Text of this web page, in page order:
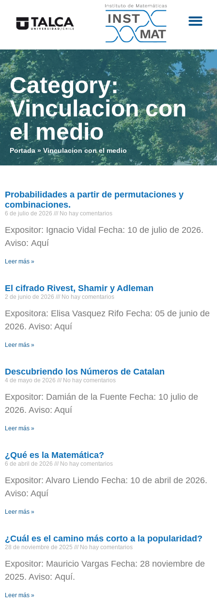
Category:
Vinculacion con
el medio
Portada » Vinculacion con el medio
Probabilidades a partir de permutaciones y
combinaciones.
6 de julio de 2026 No hay comentarios
Expositor: Ignacio Vidal Fecha: 10 de julio de 2026.
Aviso: Aquí
Leer más »
El cifrado Rivest, Shamir y Adleman
2 de junio de 2026 No hay comentarios
Expositora: Elisa Vasquez Rifo Fecha: 05 de junio de
2026. Aviso: Aquí
Leer más »
Descubriendo los Números de Catalan
4 de mayo de 2026 No hay comentarios
Expositor: Damián de la Fuente Fecha: 10 julio de
2026. Aviso: Aquí
Leer más »
¿Qué es la Matemática?
6 de abril de 2026 No hay comentarios
Expositor: Alvaro Liendo Fecha: 10 de abril de 2026.
Aviso: Aquí
Leer más »
¿Cuál es el camino más corto a la popularidad?
28 de noviembre de 2025 No hay comentarios
Expositor: Mauricio Vargas Fecha: 28 noviembre de
2025. Aviso: Aquí.
Leer más »